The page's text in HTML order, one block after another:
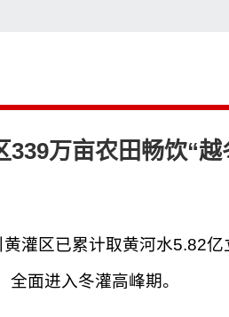
339万亩农田畅饮“越
灌区已累计取黄河水5.82
全面进入冬灌高峰期。